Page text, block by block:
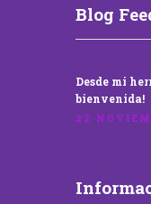
Blog
Desde mi
bienvenida!
22